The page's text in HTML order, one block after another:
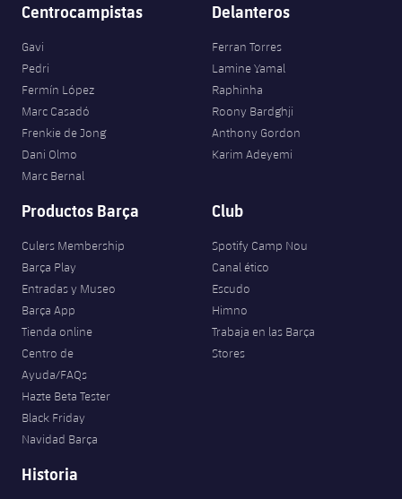
Centrocampistas
Gavi
Pedri
Fermín López
Marc Casadó
Frenkie de Jong
Dani Olmo
Marc Bernal
Delanteros
Ferran Torres
Lamine Yamal
Raphinha
Roony Bardghji
Anthony Gordon
Karim Adeyemi
Productos Barça
Culers Membership
Barça Play
Entradas y Museo
Barça App
Tienda online
Centro de
Ayuda/FAQs
Hazte Beta Tester
Black Friday
Navidad Barça
Club
Spotify Camp Nou
Canal ético
Escudo
Himno
Trabaja en las Barça
Stores
Historia